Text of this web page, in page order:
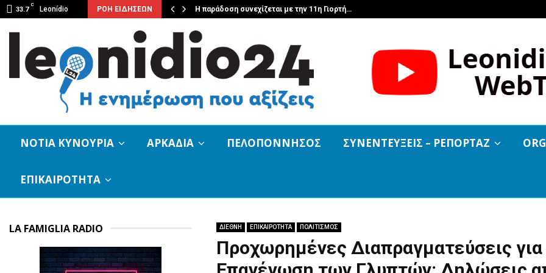
33.7
C
Leonídio ΡΟΗ ΕΙΔΗΣΕΩΝ
σε Κοσμά, Παλαιοχώρι,… Η παράδοση συνεχίζεται με την 11η Γιορτή…
ΝΟΤΙΑ ΚΥΝΟΥΡΙΑ ΑΡΚΑΔΙΑ ΠΕΛΟΠΟΝΝΗΣΟΣ ΣΥΝΕΝΤΕΥΞΕΙΣ – ΡΕΠΟΡΤΑΖ
ΕΠΙΚΑΙΡΟΤΗΤΑ
ΔΙΕΘΝΗ ΕΠΙΚΑΙΡΟΤΗΤΑ ΠΟΛΙΤΙΣΜΟΣ
Προχωρημένες Διαπραγματεύσεις για
LA FAMIGLIA RADIO